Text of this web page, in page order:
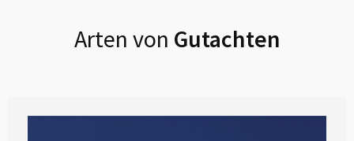
Arten von Gutachten